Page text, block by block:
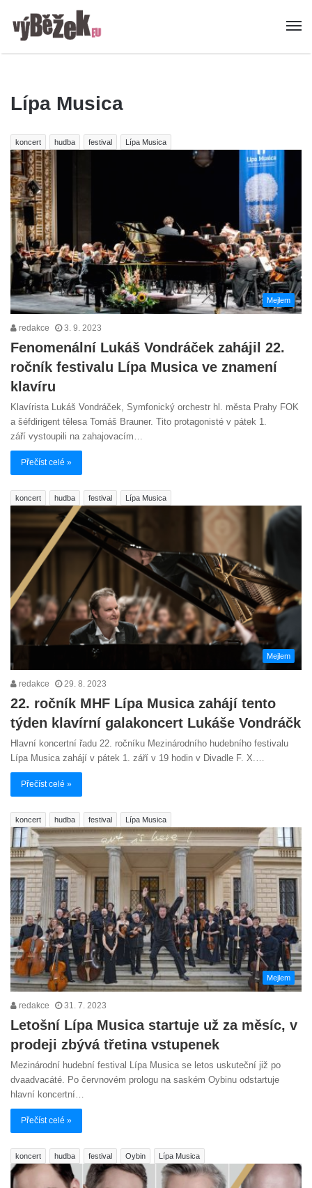
Lípa Musica
koncert hudba festival Lípa Musica
Mejlem
redakce 3. 9. 2023
Fenomenální Lukáš Vondráček zahájil 22.
ročník festivalu Lípa Musica ve znamení
klavíru
Klavírista Lukáš Vondráček, Symfonický orchestr hl. města Prahy FOK
a šéfdirigent tělesa Tomáš Brauner. Tito protagonisté v pátek 1.
září vystoupili na zahajovacím…
Přečíst celé »
koncert hudba festival Lípa Musica
Mejlem
redakce 29. 8. 2023
22. ročník MHF Lípa Musica zahájí tento
týden klavírní galakoncert Lukáše Vondráčk
Hlavní koncertní řadu 22. ročníku Mezinárodního hudebního festivalu
Lípa Musica zahájí v pátek 1. září v 19 hodin v Divadle F. X.…
Přečíst celé »
koncert hudba festival Lípa Musica
Mejlem
redakce 31. 7. 2023
Letošní Lípa Musica startuje už za měsíc, v
prodeji zbývá třetina vstupenek
Mezinárodní hudební festival Lípa Musica se letos uskuteční již po
dvaadvacáté. Po červnovém prologu na saském Oybinu odstartuje
hlavní koncertní…
Přečíst celé »
koncert hudba festival Oybin Lípa Musica